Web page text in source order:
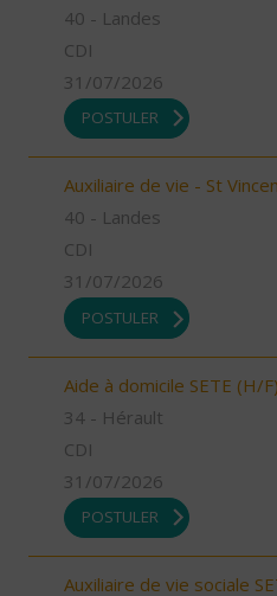
40 - Landes
CDI
31/07/2026
POSTULER
Auxiliaire de vie - St
40 - Landes
CDI
31/07/2026
POSTULER
Aide à domicile SETE (H/F)
34 - Hérault
CDI
31/07/2026
POSTULER
Auxiliaire de vie sociale